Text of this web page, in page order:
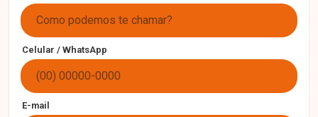
Celular / WhatsApp
E-mail